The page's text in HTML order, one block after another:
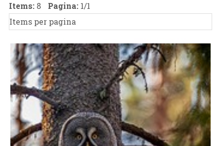
Items: 8 Pagina: 1/1